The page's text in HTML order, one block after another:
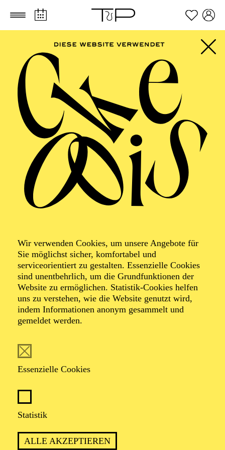
Zum Hauptinhalt springen Zum Footer springen
Wir verwenden Cookies, um unsere Angebote für
Sie möglichst sicher, komfortabel und
serviceorientiert zu gestalten. Essenzielle Cookies
sind unentbehrlich, um die Grundfunktionen der
Website zu ermöglichen. Statistik-Cookies helfen
uns zu verstehen, wie die Website genutzt wird,
indem Informationen anonym gesammelt und
gemeldet werden.
Essenzielle Cookies
Statistik
ALLE AKZEPTIEREN
AALTO BALLETT
Öffentlicher
Probenbesuch zu
"Perspectives"
Sie möchten miterleben, wie eine Ballettproduktion
entsteht? Werfen Sie bei einem öffentlichen